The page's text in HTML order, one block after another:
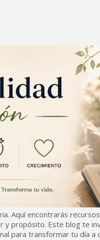
Aquí encontrarás
y propósito. Este blog te
para transformar tu día a